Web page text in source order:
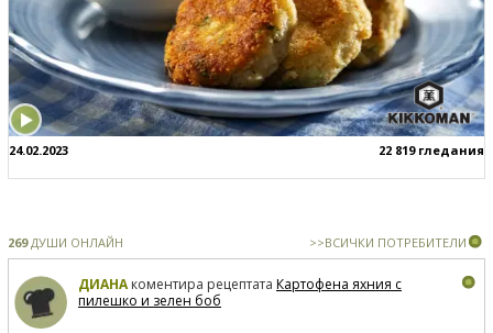
24.02.2023 22 819 гледания
269ДУШИ ОНЛАЙН >>ВСИЧКИ ПОТРЕБИТЕЛИ
ДИАНАкоментира рецептата Картофена яхния с
пилешко и зелен боб